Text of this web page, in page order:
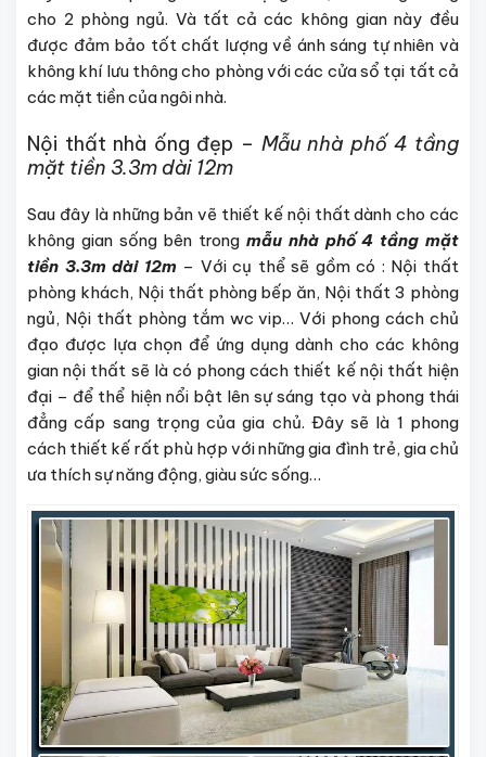
cho 2 phòng ngủ. Và tất cả các không gian này đều
được đảm bảo tốt chất lượng về ánh sáng tự nhiên và
không khí lưu thông cho phòng với các cửa sổ tại tất cả
các mặt tiền của ngôi nhà.
Nội thất nhà ống đẹp – Mẫu nhà phố 4 tầng
mặt tiền 3.3m dài 12m
Sau đây là những bản vẽ thiết kế nội thất dành cho các
không gian sống bên trong mẫu nhà phố 4 tầng mặt
tiền 3.3m dài 12m– Với cụ thể sẽ gồm có : Nội thất
phòng khách, Nội thất phòng bếp ăn, Nội thất 3 phòng
ngủ, Nội thất phòng tắm wc vip… Với phong cách chủ
đạo được lựa chọn để ứng dụng dành cho các không
gian nội thất sẽ là có phong cách thiết kế nội thất hiện
đại – để thể hiện nổi bật lên sự sáng tạo và phong thái
đẳng cấp sang trọng của gia chủ. Đây sẽ là 1 phong
cách thiết kế rất phù hợp với những gia đình trẻ, gia chủ
ưa thích sự năng động, giàu sức sống…